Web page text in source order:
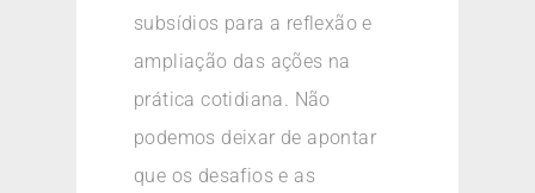
subsídios para a reflexão e
ampliação das ações na
prática cotidiana. Não
podemos deixar de apontar
que os desafios e as